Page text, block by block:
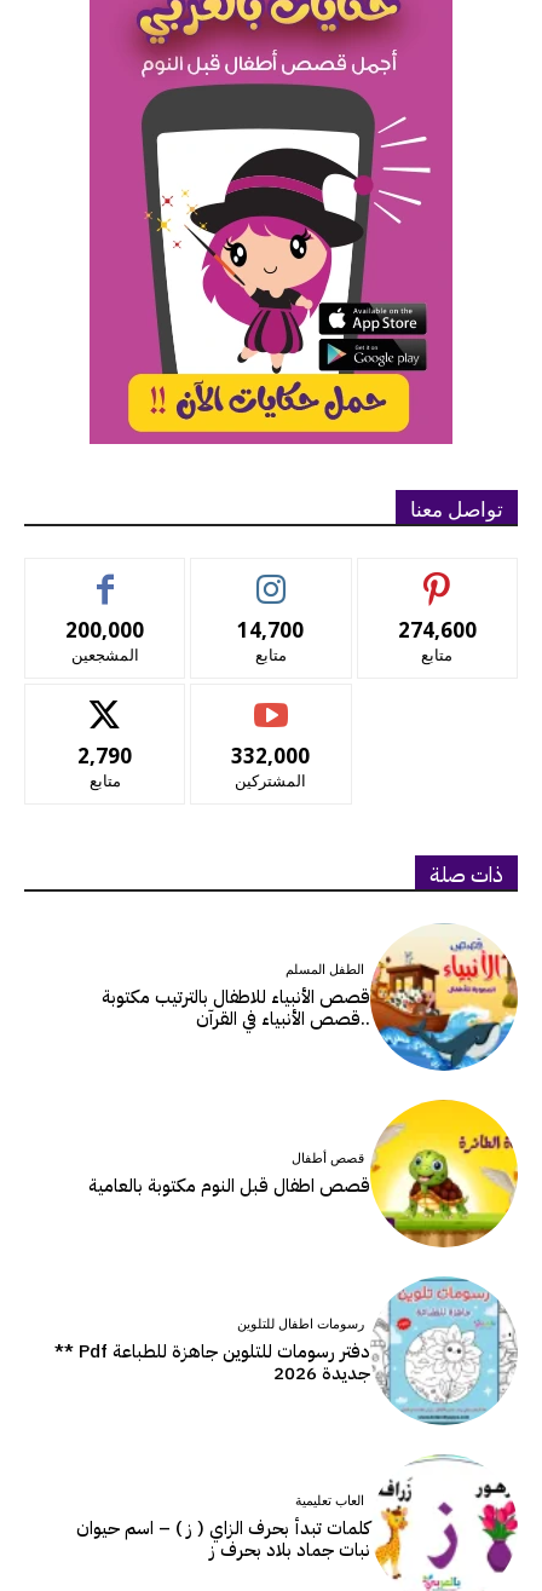
تواصل معنا
200,000
المشجعين
14,700
متابع
274,600
متابع
2,790
متابع
332,000
المشتركين
ذات صلة
الطفل المسلم
قصص الأنبياء للاطفال بالترتيب مكتوبة
..قصص الأنبياء في القرآن
قصص أطفال
قصص اطفال قبل النوم مكتوبة بالعامية
رسومات اطفال للتلوين
دفتر رسومات للتلوين جاهزة للطباعة Pdf **
جديدة 2026
العاب تعليمية
كلمات تبدأ بحرف الزاي ( ز ) – اسم حيوان
نبات جماد بلاد بحرف ز